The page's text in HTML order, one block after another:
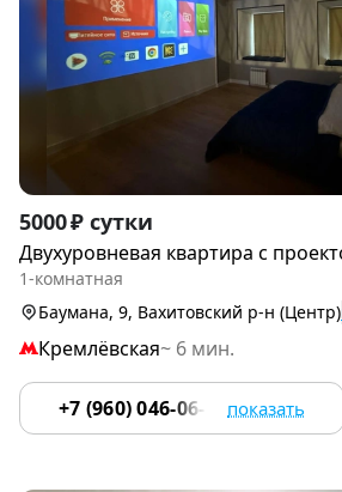
Item
1
of
5000 ₽ сутки
Двухуровневая квартира с
1-комнатная
Баумана, 9, Вахитовский р-н (Центр)
Кремлёвская~ 6 мин.
+7 (960) 046-06-18 показать